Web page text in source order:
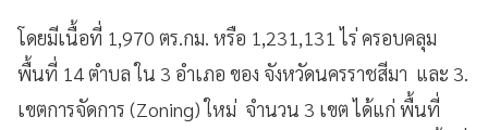
โดยมีเนื้อที่ 1,970 ตร.กม. หรือ 1,231,131 ไร่ ครอบคลุม
พื้นที่ 14 ตำบล ใน 3 อำเภอ ของ จังหวัดนครราชสีมา และ 3.
เขตการจัดการ (Zoning) ใหม่ จำนวน 3 เขต ได้แก่ พื้นที่